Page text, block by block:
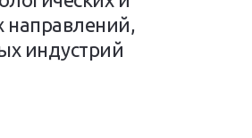
направлений,
индустрий